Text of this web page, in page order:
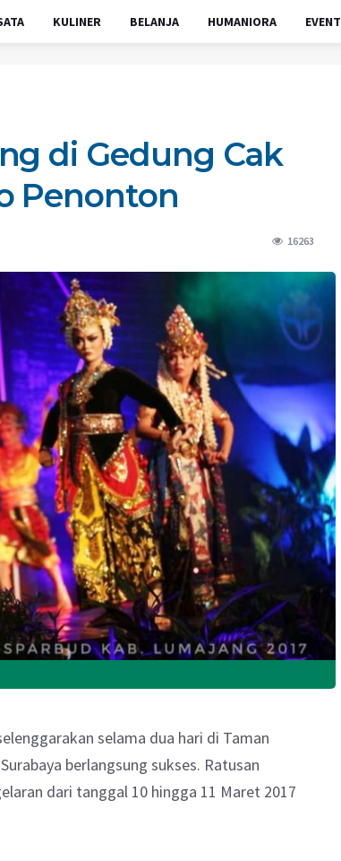
KULINER BELANJA HUMANIORA EVENT
di Gedung Cak
Penonton
16263
selama dua hari di Taman
berlangsung sukses. Ratusan
dari tanggal 10 hingga 11 Maret 2017